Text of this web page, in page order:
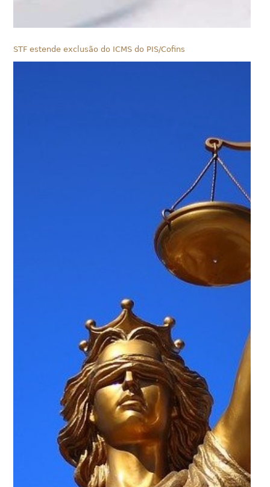
STF estende exclusão do ICMS do PIS/Cofins